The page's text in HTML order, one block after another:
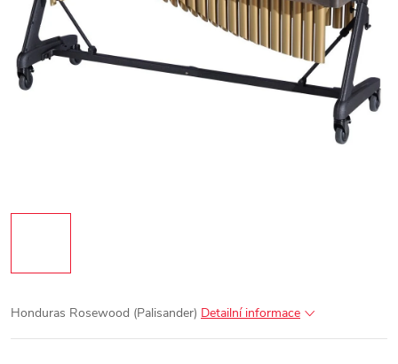
Honduras Rosewood (Palisander) Detailní informace